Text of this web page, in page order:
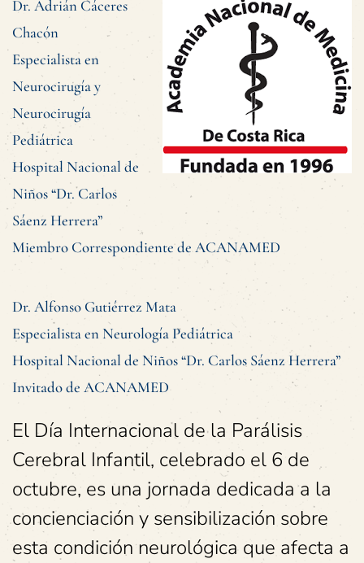
Dr. Adrián Cáceres
Chacón
Especialista en
Neurocirugía y
Neurocirugía
Pediátrica
Hospital Nacional de
Niños “Dr. Carlos
Sáenz Herrera”
Miembro Correspondiente de ACANAMED
Dr. Alfonso Gutiérrez Mata
Especialista en Neurología Pediátrica
Hospital Nacional de Niños “Dr. Carlos Sáenz Herrera”
Invitado de ACANAMED
El Día Internacional de la Parálisis
Cerebral Infantil, celebrado el 6 de
octubre, es una jornada dedicada a la
concienciación y sensibilización sobre
esta condición neurológica que afecta a